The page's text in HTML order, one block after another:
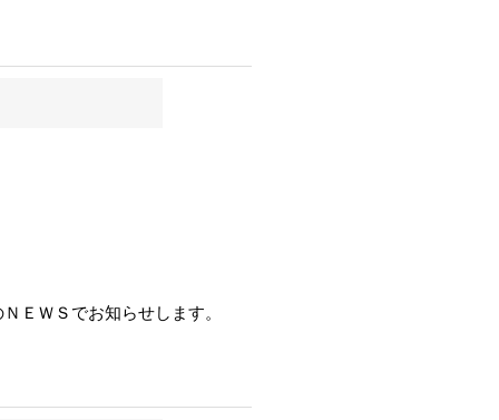
ＥＷＳでお知らせします。